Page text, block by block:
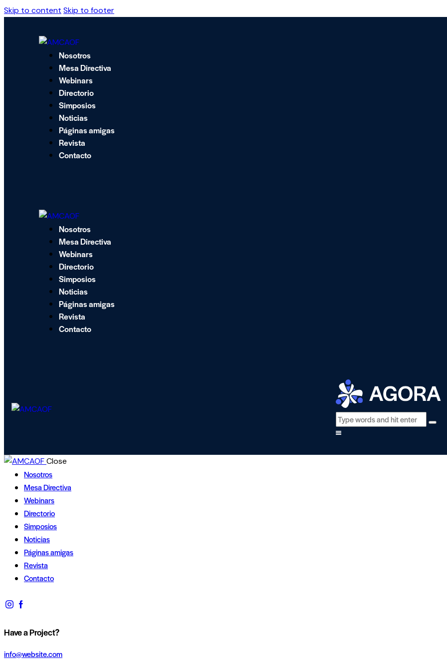
Skip to content Skip to footer
Nosotros
Mesa Directiva
Webinars
Directorio
Simposios
Noticias
Páginas amigas
Revista
Contacto
Nosotros
Mesa Directiva
Webinars
Directorio
Simposios
Noticias
Páginas amigas
Revista
Contacto
Close
Nosotros
Mesa Directiva
Webinars
Directorio
Simposios
Noticias
Páginas amigas
Revista
Contacto
Have a Project?
info@website.com